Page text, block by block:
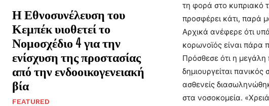
Η Εθνοσυνέλευση του
Κεμπέκ υιοθετεί το
Νομοσχέδιο 4 για την
ενίσχυση της προστασίας
από την ενδοοικογενειακή
βία
FEATURED
τη φορά στο κυπριακό
προσφέρει κάτι, παρά
Αρχικά ανέφερε ότι
κορωνοϊός είναι πάρα
Πρόσθεσε ότι η μεγάλη
δημιουργείται
ασθενείς
στα νοσοκομεία.